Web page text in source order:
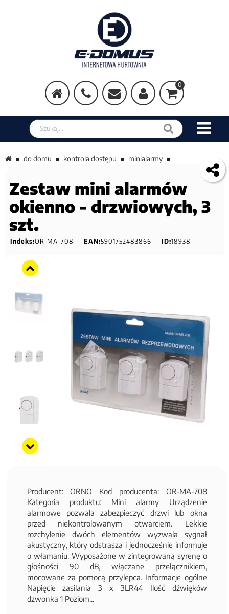
0
Szukaj w sklepie
do domu kontrola dostępu minialarmy
Zestaw mini alarmów
okienno - drzwiowych, 3
szt.
Indeks:OR-MA-708 EAN:5901752483866 ID:18938
Producent: ORNO Kod producenta: OR-MA-708
Kategoria produktu: Mini alarmy Urządzenie
alarmowe pozwala zabezpieczyć drzwi lub okna
przed niekontrolowanym otwarciem. Lekkie
rozchylenie dwóch elementów wyzwala sygnał
akustyczny, który odstrasza i jednocześnie informuje
o włamaniu. Wyposażone w zintegrowaną syrenę o
głośności 90 dB, włączane przełącznikiem,
mocowane za pomocą przylepca. Informacje ogólne
Napięcie zasilania 3 x 3LR44 Ilość dźwięków
dzwonka 1 Poziom...